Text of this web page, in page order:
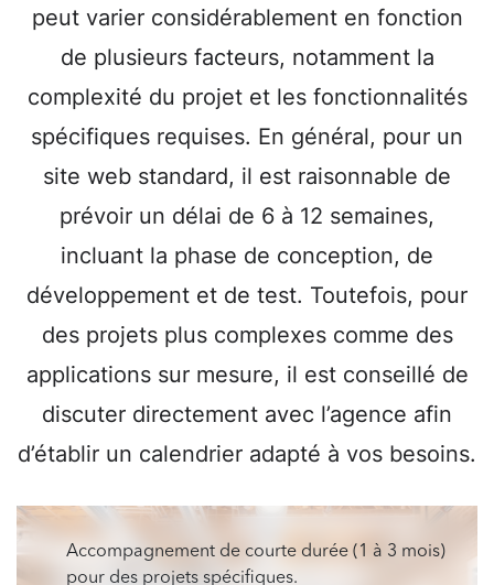
peut varier considérablement en fonction
de plusieurs facteurs, notamment la
complexité du projet et les fonctionnalités
spécifiques requises. En général, pour un
site web standard, il est raisonnable de
prévoir un délai de 6 à 12 semaines,
incluant la phase de conception, de
développement et de test. Toutefois, pour
des projets plus complexes comme des
applications sur mesure, il est conseillé de
discuter directement avec l’agence afin
d’établir un calendrier adapté à vos besoins.
Accompagnement de courte durée (1 à 3 mois)
pour des projets spécifiques.